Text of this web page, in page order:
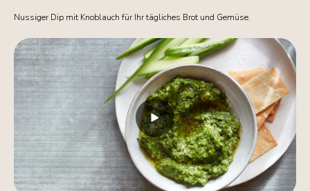
Nussiger Dip mit Knoblauch für Ihr tägliches Brot und Gemüse.